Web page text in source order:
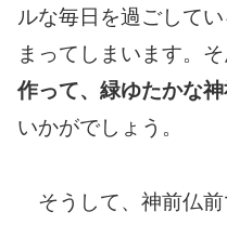
ルな毎日を過ごして
まってしまいます。そ
作って、緑ゆたかな
いかがでしょう。
そうして、神前仏前